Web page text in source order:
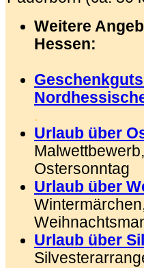
Weitere
Hessen:
.
Urlaub über
Ostersonntag
Urlaub über
Urlaub über